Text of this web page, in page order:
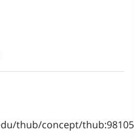
thub/concept/